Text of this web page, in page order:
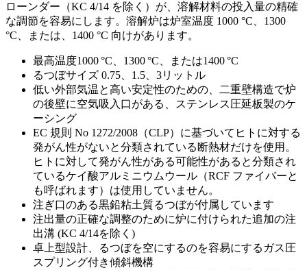
ローンダー（KC 4/14 を除く）が、溶解材料の投入量の精確
な調節を容易にします。溶解炉は炉室温度 1000 °C、1300
°C、または、1400 °C 向けがあります。
最高温度1000 °C、1300 °C、または1400 °C
るつぼサイズ 0.75、1.5、3リットル
低い外部気温と高い安定性のための、二重壁構造で炉
の後壁に空気吸入口がある、ステンレス圧延板製のケ
ーシング
EC 規則 No 1272/2008（CLP）に基づいてヒトに対する
発がん性がないと分類されている断熱材だけを使用。
ヒトに対して発がん性がある可能性があると分類され
ているケイ酸アルミニウムウール（RCF ファイバーと
も呼ばれます）は使用していません。
注ぎ口のある黒鉛粘土質るつぼが付属しています
注出量の正確な調整のために炉に付けられた追加の注
出溝 (KC 4/14を除く)
卓上型設計、るつぼを空にするのを容易にするガス圧
スプリング付き傾斜機構